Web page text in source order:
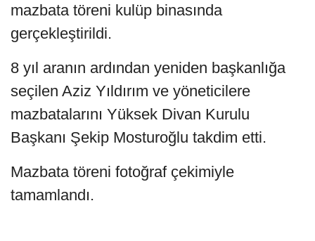
mazbata töreni kulüp binasında
gerçekleştirildi.
8 yıl aranın ardından yeniden başkanlığa
seçilen Aziz Yıldırım ve yöneticilere
mazbatalarını Yüksek Divan Kurulu
Başkanı Şekip Mosturoğlu takdim etti.
Mazbata töreni fotoğraf çekimiyle
tamamlandı.